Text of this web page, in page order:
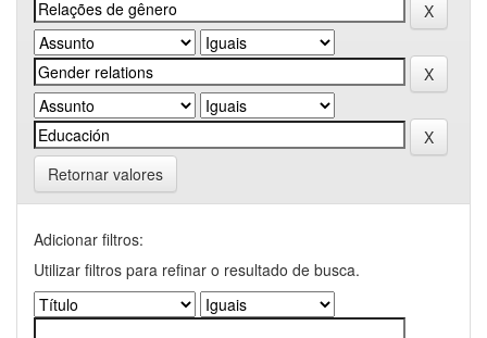
Retornar valores
Adicionar filtros:
Utilizar filtros para refinar o resultado de busca.